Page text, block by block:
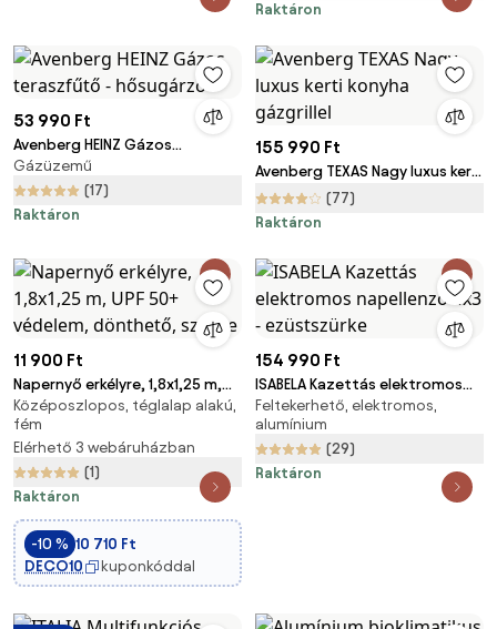
Raktáron
53 990 Ft
Avenberg HEINZ Gázos
teraszfűtő - hősugárzó
Gázüzemű
(17)
Raktáron
155 990 Ft
Avenberg TEXAS Nagy luxus kerti
konyha gázgrillel
(77)
Raktáron
11 900 Ft
Napernyő erkélyre, 1,8x1,25 m,
UPF 50+ védelem, dönthető,
szürke
Középoszlopos, téglalap alakú,
fém
Elérhető 3 webáruházban
(1)
Raktáron
-10 % 10 710 Ft
DECO10
kuponkóddal
154 990 Ft
ISABELA Kazettás elektromos
napellenző 4x3 - ezüstszürke
Feltekerhető, elektromos,
alumínium
(29)
Raktáron